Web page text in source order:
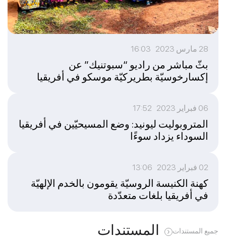
28 مارس 2023 16:03
بثّ مباشر من راديو “سبوتنيك” عن
إكسارخوسيّة بطريركيّة موسكو في أفريقيا
06 فبراير 2023 17:52
المتروبوليت ليونيد: وضع المسيحيّين في أفريقيا
السوداء يزداد سوءًا
02 فبراير 2023 13:06
كهنة الكنيسة الروسيّة يقومون بالخدم الإلهيّة
في أفريقيا بلغات متعدّدة
المستندات جميع المستندات